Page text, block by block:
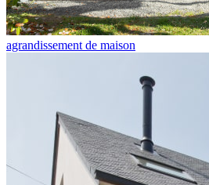
agrandissement de maison